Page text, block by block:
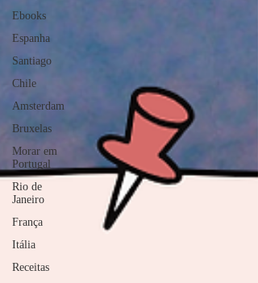
Ebooks
Espanha
Santiago
Chile
Amsterdam
Bruxelas
Morar em
Portugal
Rio de
Janeiro
França
Itália
Receitas